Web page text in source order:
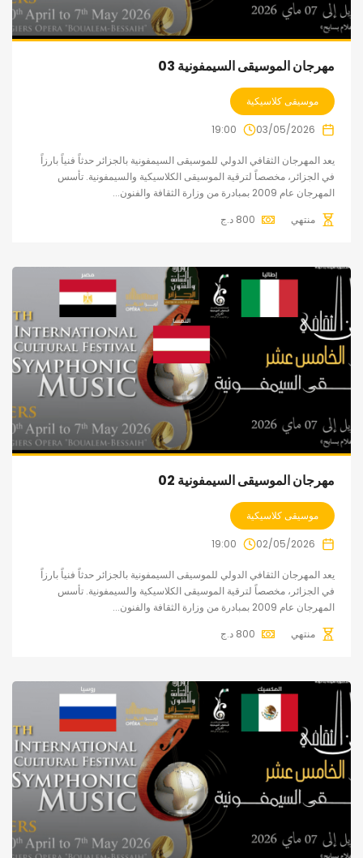
مهرجان الموسيقى السيمفونية 03
موسيقى كلاسيكية
03/05/2026
19:00
يعد المهرجان الثقافي الدولي للموسيقى السيمفونية بالجزائر حدثاً فنياً بارزاً
في الجزائر، مخصصاً لترقية الموسيقى الكلاسيكية والسيمفونية. تأسس
المهرجان عام 2009 بمبادرة من وزارة الثقافة والفنون...
منتهي
800 د.ج
مهرجان الموسيقى السيمفونية 02
موسيقى كلاسيكية
02/05/2026
19:00
يعد المهرجان الثقافي الدولي للموسيقى السيمفونية بالجزائر حدثاً فنياً بارزاً
في الجزائر، مخصصاً لترقية الموسيقى الكلاسيكية والسيمفونية. تأسس
المهرجان عام 2009 بمبادرة من وزارة الثقافة والفنون...
منتهي
800 د.ج